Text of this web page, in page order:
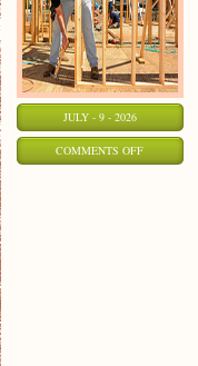
JULY - 9 - 2026
COMMENTS OFFON